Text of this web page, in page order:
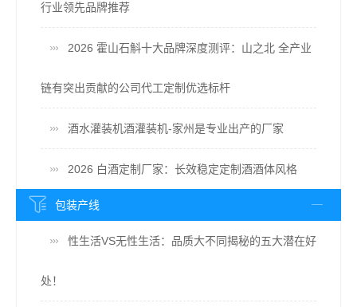
行业领先品牌推荐
2026 霍山石斛十大品牌深度测评：山之北 全产业
链有突出贡献的公司代工定制优选标杆
酒水灌装机酒灌装机-家州是专业出产的厂家
2026 白酒定制厂家：长效稳定定制酒酒体风格
包装产线
性生活VS无性生活：品质大不同揭秘的五大潜在好
处！